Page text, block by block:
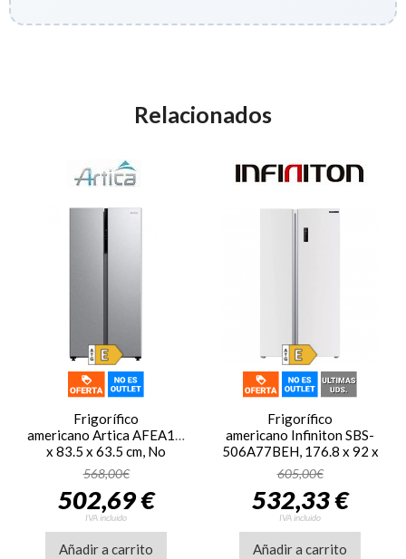
Relacionados
Frigorífico
americano Artica AFEA17783F460I, 175.5
x 83.5 x 63.5 cm, No
Frost, clase E, 295
kWh/año, 41dB, 460
litros, Inverter, display, luz
LED, silver
568,00€
502,69 €
IVA incluido
Añadir a carrito
Frigorífico
americano Infiniton SBS-
506A77BEH, 176.8 x 92 x
63 cm, No Frost, clase E,
314 kWh/año, 37dB, 505
litros, Inverter, cajón
Fresh Zone, display, luz
LED, blanco
605,00€
532,33 €
IVA incluido
Añadir a carrito